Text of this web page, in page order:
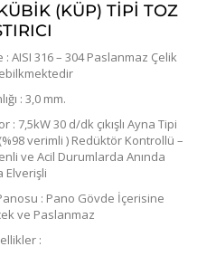
(KÜP) TİPİ TOZ
: AISI 316 – 304 Paslanmaz Çelik
: 3,0 mm.
: 7,5kW 30 d/dk çıkışlı Ayna Tipi
verimli ) Redüktör Kontrollü –
ve Acil Durumlarda Anında
Elverişli
: Pano Gövde İçerisine
ve Paslanmaz
: